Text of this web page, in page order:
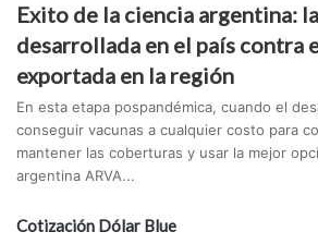
Exito de la ciencia argentina:
desarrollada en el país contra
exportada en la región
En esta etapa pospandémica, cuando el
conseguir vacunas a cualquier costo para
mantener las coberturas y usar la mejor
argentina ARVA...
Cotización Dólar Blue